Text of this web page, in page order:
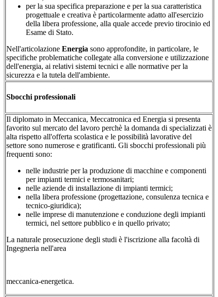
per la sua specifica preparazione e per la sua caratteristica
progettuale e creativa è particolarmente adatto all'esercizio
della libera professione, alla quale accede previo tirocinio ed
Esame di Stato.
Nell'articolazione Energia sono approfondite, in particolare, le
specifiche problematiche collegate alla conversione e utilizzazione
dell'energia, ai relativi sistemi tecnici e alle normative per la
sicurezza e la tutela dell'ambiente.
Sbocchi professionali
Il diplomato in Meccanica, Meccatronica ed Energia si presenta
favorito sul mercato del lavoro perchè la domanda di specializzati è
alta rispetto all'offerta scolastica e le possibilità lavorative del
settore sono numerose e gratificanti. Gli sbocchi professionali più
frequenti sono:
nelle industrie per la produzione di macchine e componenti
per impianti termici e termosanitari;
nelle aziende di installazione di impianti termici;
nella libera professione (progettazione, consulenza tecnica e
tecnico-giuridica);
nelle imprese di manutenzione e conduzione degli impianti
termici, nel settore pubblico e in quello privato;
La naturale prosecuzione degli studi è l'iscrizione alla facoltà di
Ingegneria nell'area
meccanica-energetica.